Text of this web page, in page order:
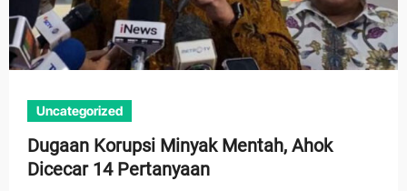
Uncategorized
Dugaan Korupsi Minyak Mentah, Ahok
Dicecar 14 Pertanyaan